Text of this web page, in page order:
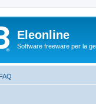
Eleonline
Software freeware per la
FAQ